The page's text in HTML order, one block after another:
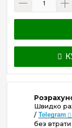
Швидко
/ Telegram
без втрати